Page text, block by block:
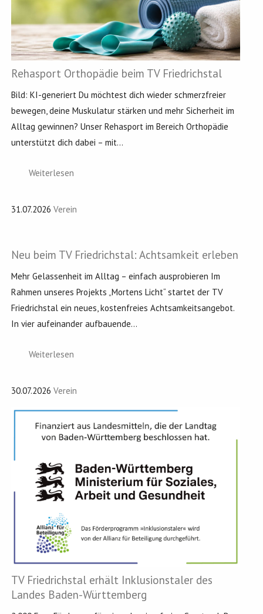
Rehasport Orthopädie beim TV Friedrichstal
Bild: KI-generiert Du möchtest dich wieder schmerzfreier
bewegen, deine Muskulatur stärken und mehr Sicherheit im
Alltag gewinnen? Unser Rehasport im Bereich Orthopädie
unterstützt dich dabei – mit...
Weiterlesen
31.07.2026 Verein
Neu beim TV Friedrichstal: Achtsamkeit erleben
Mehr Gelassenheit im Alltag – einfach ausprobieren Im
Rahmen unseres Projekts „Mortens Licht“ startet der TV
Friedrichstal ein neues, kostenfreies Achtsamkeitsangebot.
In vier aufeinander aufbauende...
Weiterlesen
30.07.2026 Verein
TV Friedrichstal erhält Inklusionstaler des
Landes Baden-Württemberg